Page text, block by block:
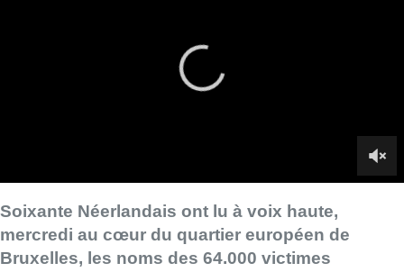
ravage actuellement la bande de Gaza. La liste
devait ensuite être remise à l’ambassadeur
rencontrer une délégation de ces “témoins de
Gaza” – comme ils se nomment – venus de
Nimègue (dans l’est des Pays-Bas).
La lecture a débuté à 11h30. Ces “citoyens inquiets” se sont
répartis la liste, qu’ils ont récitée en même temps dans la